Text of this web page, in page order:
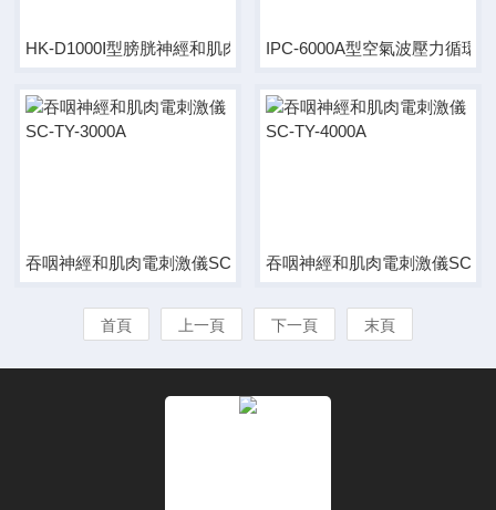
HK-D1000Ⅰ型膀胱神經和肌肉電刺激儀IPC-6000A型空氣波壓力循環
吞咽神經和肌肉電刺激儀SC-TY-3000A吞咽神經和肌肉電刺激儀SC-
首頁 上一頁 下一頁 末頁